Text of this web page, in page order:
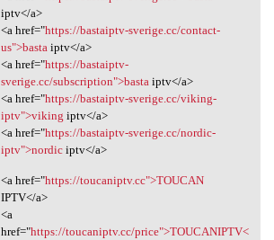
iptv</a>
<a href="https://bastaiptv-sverige.cc/contact-
us">basta iptv</a>
<a href="https://bastaiptv-
sverige.cc/subscription">basta iptv</a>
<a href="https://bastaiptv-sverige.cc/viking-
iptv">viking iptv</a>
<a href="https://bastaiptv-sverige.cc/nordic-
iptv">nordiciptv</a>
<a href="https://toucaniptv.cc">TOUCAN
IPTV</a>
<a
href="https://toucaniptv.cc/price">TOUCANIPTV<